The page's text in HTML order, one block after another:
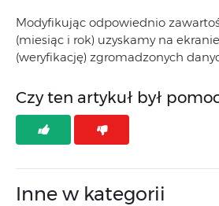
Modyfikując odpowiednio
(miesiąc i rok) uzyskamy na
(weryfikację) zgromadzonych
Czy ten artykuł był
Inne w kategorii